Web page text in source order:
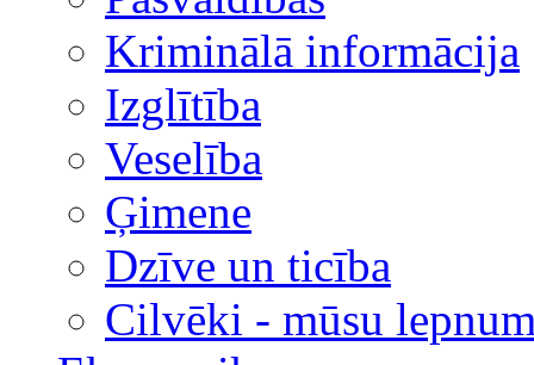
Kriminālā informācija
Izglītība
Veselība
Ģimene
Dzīve un ticība
Cilvēki - mūsu